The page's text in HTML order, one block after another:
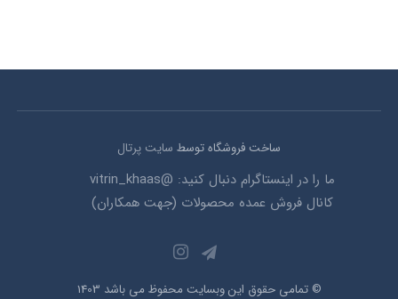
ساخت فروشگاه توسط سایت پرتال
ما را در اینستاگرام دنبال کنید: @vitrin_khaas
کانال فروش عمده محصولات (جهت همکاران)
© تمامی حقوق این وبسایت محفوظ می باشد 1403